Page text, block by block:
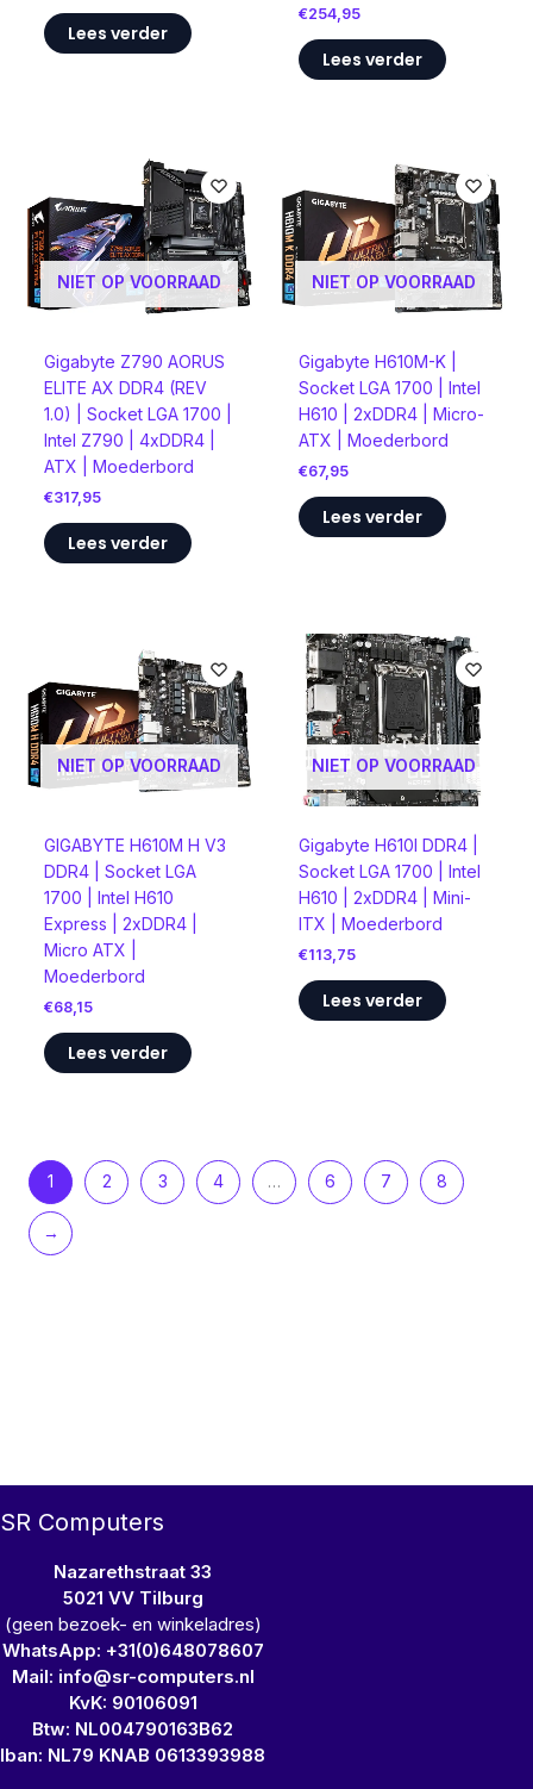
Lees verder
€254,95
Lees verder
NIET OP VOORRAAD
Gigabyte Z790 AORUS
ELITE AX DDR4 (REV
1.0) | Socket LGA 1700 |
Intel Z790 | 4xDDR4 |
ATX | Moederbord
€317,95
Lees verder
NIET OP VOORRAAD
Gigabyte H610M-K |
Socket LGA 1700 | Intel
H610 | 2xDDR4 | Micro-
ATX | Moederbord
€67,95
Lees verder
NIET OP VOORRAAD
GIGABYTE H610M H V3
DDR4 | Socket LGA
1700 | Intel H610
Express | 2xDDR4 |
Micro ATX |
Moederbord
€68,15
Lees verder
NIET OP VOORRAAD
Gigabyte H610I DDR4 |
Socket LGA 1700 | Intel
H610 | 2xDDR4 | Mini-
ITX | Moederbord
€113,75
Lees verder
1 2 3 4 … 6 7 8
→
SR Computers
Nazarethstraat 33
5021 VV Tilburg
(geen bezoek- en winkeladres)
WhatsApp: +31(0)648078607
Mail: info@sr-computers.nl
KvK: 90106091
Btw: NL004790163B62
Iban: NL79 KNAB 0613393988